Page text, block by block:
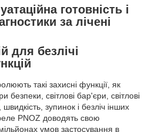
готовність і
за лічені
для безлічі
такі захисні функції, як
безпеки, світлові бар'єри, світлові
зупинок і безліч інших
PNOZ доводять свою
умов застосування в